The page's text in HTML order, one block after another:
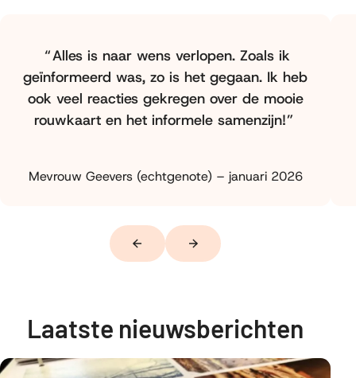
Alles is naar wens verlopen. Zoals ik
geïnformeerd was, zo is het gegaan. Ik heb
ook veel reacties gekregen over de mooie
rouwkaart en het informele samenzijn!
Mevrouw Geevers (echtgenote) – januari 2026
Vorige Volgende
Laatste nieuwsberichten